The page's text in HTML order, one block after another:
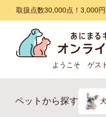
取扱点数30,000点！3,000
ようこそ ゲス
ペットから探す 犬